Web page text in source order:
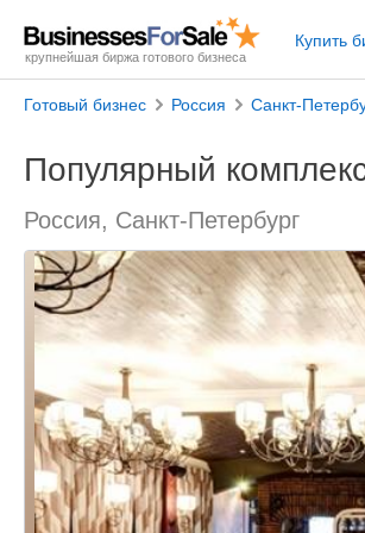
крупнейшая биржа готового бизнеса
Купить
Готовый бизнес Россия Санкт-
Популярный
Россия, Санкт-Петербург